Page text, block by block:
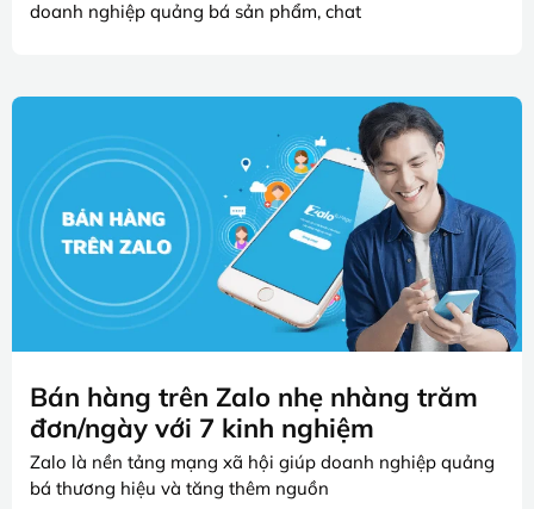
doanh nghiệp quảng bá sản phẩm, chat
Bán hàng trên Zalo nhẹ nhàng trăm
đơn/ngày với 7 kinh nghiệm
Zalo là nền tảng mạng xã hội giúp doanh nghiệp quảng
bá thương hiệu và tăng thêm nguồn